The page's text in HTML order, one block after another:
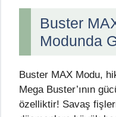
Buster
Modunda
Buster MAX Modu,
Mega Buster’ının
özelliktir! Savaş